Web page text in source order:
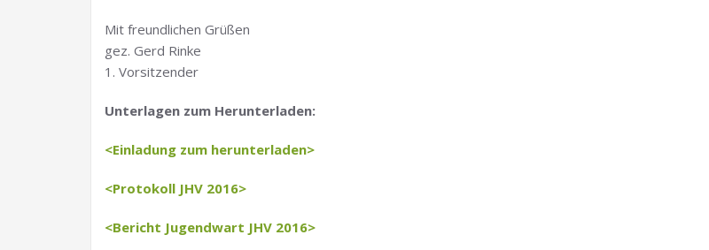
Mit freundlichen Grüßen
gez. Gerd Rinke
1. Vorsitzender
Unterlagen zum Herunterladen:
<Einladung zum herunterladen>
<Protokoll JHV 2016>
<Bericht Jugendwart JHV 2016>